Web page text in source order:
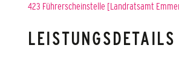
423 Führerscheinstelle [Landratsamt
LEISTUNGSDETAILS